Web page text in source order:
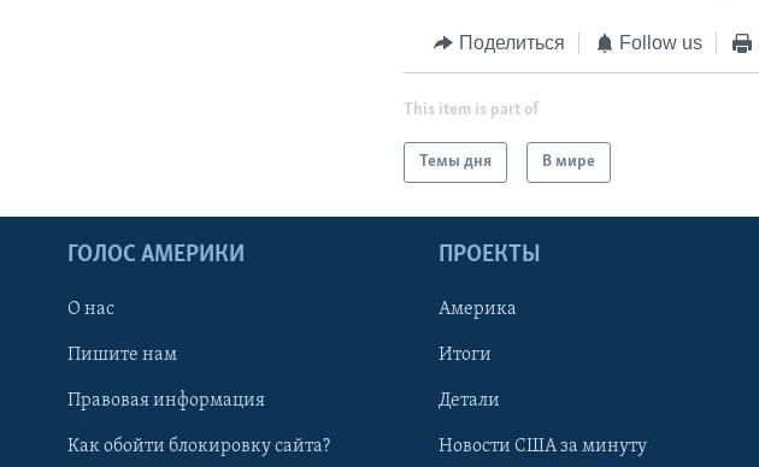
Поделиться Follow us
This item is part of
Темы дня В мире
ГОЛОС АМЕРИКИ
О нас
Пишите нам
Правовая информация
Как обойти блокировку сайта?
ПРОЕКТЫ
Америка
Итоги
Детали
Новости США за минуту